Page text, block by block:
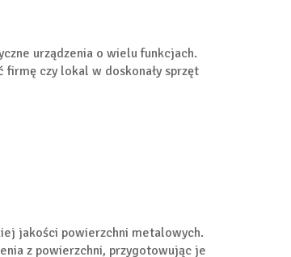
urządzenia o wielu funkcjach.
czy lokal w doskonały sprzęt
jakości powierzchni metalowych.
z powierzchni, przygotowując je